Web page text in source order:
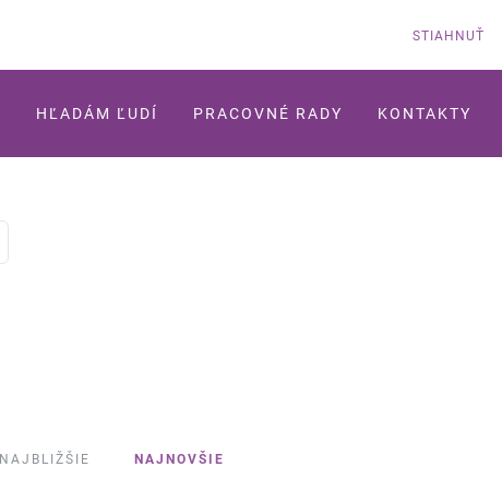
STIAHNUŤ
HĽADÁM ĽUDÍ PRACOVNÉ RADY KONTAKTY
NAJBLIŽŠIE NAJNOVŠIE